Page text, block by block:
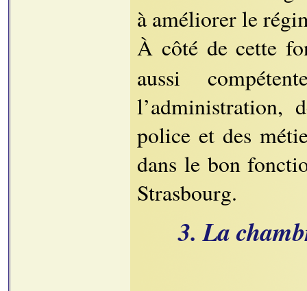
à améliorer le
À côté de cette
aussi
l’administration,
police et des
dans le bon
Strasbourg.
3. La